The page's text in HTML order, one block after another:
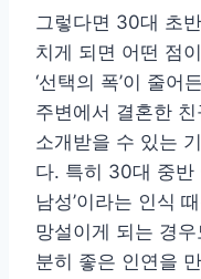
그렇다면 30대 초
치게 되면 어떤 점
‘선택의 폭’이 줄어
주변에서 결혼한
소개받을 수 있는
다. 특히 30대 중반
남성’이라는 인식
망설이게 되는 경
분히 좋은 인연을